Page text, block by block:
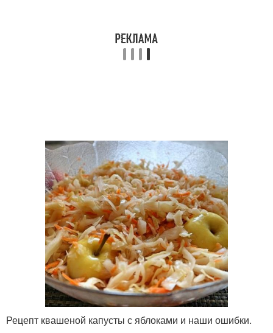
Рецепт квашеной капусты с яблоками и наши ошибки.